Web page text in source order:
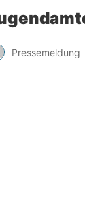
Pressemeldung